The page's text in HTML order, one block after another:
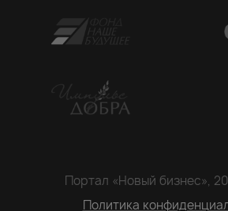
Портал «Новый бизнес»,
Политика